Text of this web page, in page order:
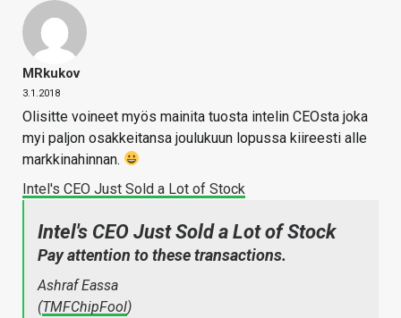
MRkukov
3.1.2018
Olisitte voineet myös mainita tuosta intelin CEOsta joka
myi paljon osakkeitansa joulukuun lopussa kiireesti alle
markkinahinnan.
Intel's CEO Just Sold a Lot of Stock
Intel's CEO Just Sold a Lot of Stock
Pay attention to these transactions.
Ashraf Eassa
(TMFChipFool)